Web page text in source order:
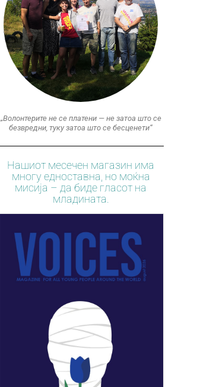
„Волонтерите не се платени — не затоа што се
безвредни, туку затоа што се бесценети“
Нашиот месечен магазин има
многу едноставна, но моќна
мисија – да биде гласот на
младината.